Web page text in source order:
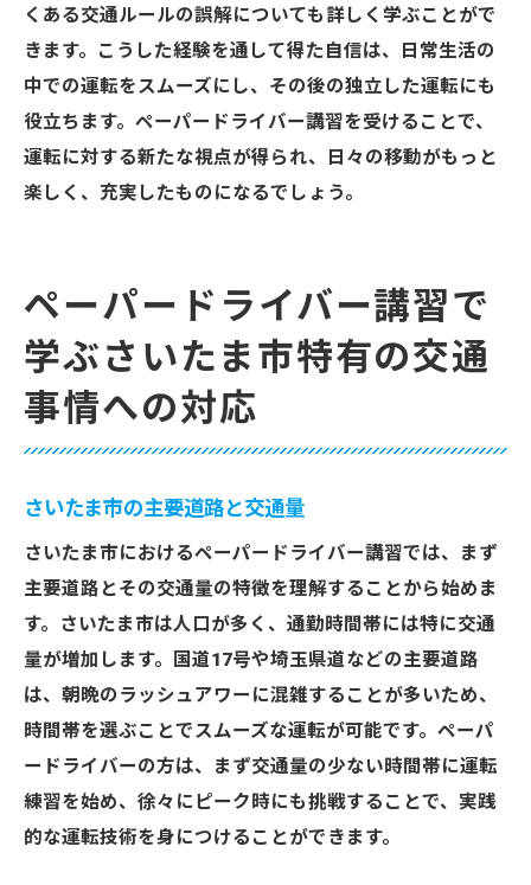
くある交通ルールの誤解についても詳しく学ぶことがで
きます。こうした経験を通して得た自信は、日常生活の
中での運転をスムーズにし、その後の独立した運転にも
役立ちます。ペーパードライバー講習を受けることで、
運転に対する新たな視点が得られ、日々の移動がもっと
楽しく、充実したものになるでしょう。
ペーパードライバー講習で
学ぶさいたま市特有の交通
事情への対応
さいたま市の主要道路と交通量
さいたま市におけるペーパードライバー講習では、まず
主要道路とその交通量の特徴を理解することから始めま
す。さいたま市は人口が多く、通勤時間帯には特に交通
量が増加します。国道17号や埼玉県道などの主要道路
は、朝晩のラッシュアワーに混雑することが多いため、
時間帯を選ぶことでスムーズな運転が可能です。ペーパ
ードライバーの方は、まず交通量の少ない時間帯に運転
練習を始め、徐々にピーク時にも挑戦することで、実践
的な運転技術を身につけることができます。